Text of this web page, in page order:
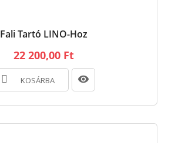
Fali Tartó LINO-Hoz
22 200,00 Ft
KOSÁRBA